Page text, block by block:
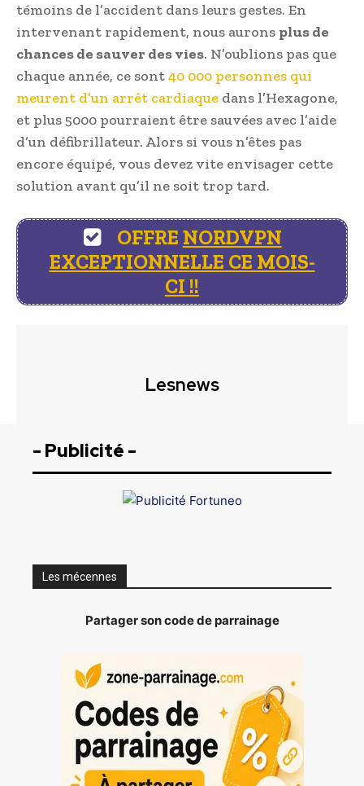
témoins de l’accident dans leurs gestes. En
intervenant rapidement, nous aurons plus de
chances de sauver des vies. N’oublions pas que
chaque année, ce sont40 000 personnes qui
meurent d’un arrêt cardiaque dans l’Hexagone,
et plus 5000 pourraient être sauvées avec l’aide
d’un défibrillateur. Alors si vous n’êtes pas
encore équipé, vous devez vite envisager cette
solution avant qu’il ne soit trop tard.
OFFRE NORDVPN
EXCEPTIONNELLE CE MOIS-
CI !!
Lesnews
- Publicité -
Les mécennes
Partager son code de parrainage